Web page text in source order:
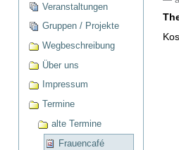
Veranstaltungen
Gruppen / Projekte
Wegbeschreibung
Über uns
Impressum
Termine
alte Termine
Frauencafé